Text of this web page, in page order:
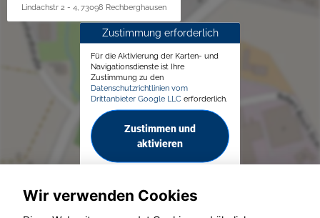
Lindachstr 2 - 4, 73098 Rechberghausen
Zustimmung erforderlich
Für die Aktivierung der Karten- und
Navigationsdienste ist Ihre
Zustimmung zu den
Datenschutzrichtlinien vom
Drittanbieter Google LLC erforderlich.
Zustimmen und
aktivieren
Wir verwenden Cookies